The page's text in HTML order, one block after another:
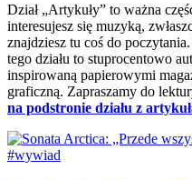
Dział „Artykuły” to ważna
interesujesz się muzyką,
znajdziesz tu coś do
tego działu to stuprocentowo
inspirowaną papierowymi
graficzną. Zapraszamy do
na podstronie działu z